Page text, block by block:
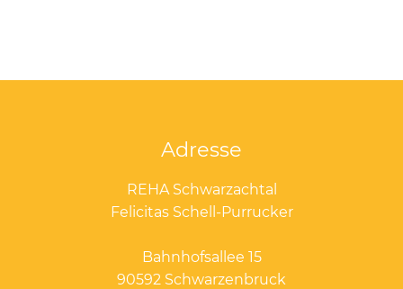
Adresse
REHA Schwarzachtal
Felicitas Schell-Purrucker
Bahnhofsallee 15
90592 Schwarzenbruck